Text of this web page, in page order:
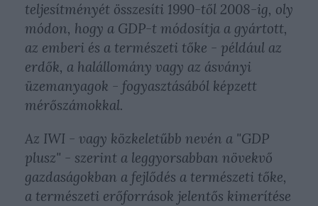
teljesítményét összesíti 1990-től 2008-ig, oly
módon, hogy a GDP-t módosítja a gyártott,
az emberi és a természeti tőke - például az
erdők, a halállomány vagy az ásványi
üzemanyagok - fogyasztásából képzett
mérőszámokkal.
Az IWI - vagy közkeletűbb nevén a "GDP
plusz" - szerint a leggyorsabban növekvő
gazdaságokban a fejlődés a természeti tőke,
a természeti erőforrások jelentős kimerítése